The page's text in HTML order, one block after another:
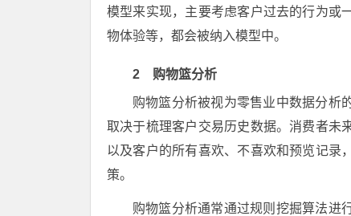
模型来实现，主要考虑客户过去的行为或
物体验等，都会被纳入模型中。
2 购物篮分析
购物篮分析被视为零售业中数据分析
取决于梳理客户交易历史数据。消费者未
以及客户的所有喜欢、不喜欢和预览记录
策。
购物篮分析通常通过规则挖掘算法进